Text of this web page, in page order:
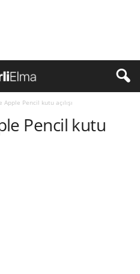
Apple Pencil kutu açılışı
Pencil kutu